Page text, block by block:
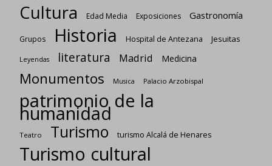
Cultura Edad Media Exposiciones Gastronomía
Grupos Historia Hospital de Antezana Jesuitas
Leyendas literatura Madrid Medicina
Monumentos Musica Palacio Arzobispal
patrimonio de la
humanidad
Teatro Turismo turismo Alcalá de Henares
Turismo cultural